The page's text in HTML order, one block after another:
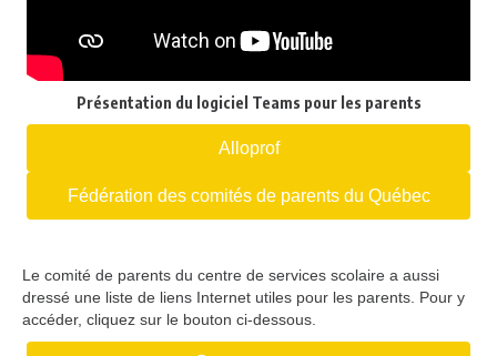
Présentation du logiciel Teams pour les parents
Alloprof
Fédération des comités de parents du Québec
Le comité de parents du centre de services scolaire a aussi
dressé une liste de liens Internet utiles pour les parents. Pour y
accéder, cliquez sur le bouton ci-dessous.